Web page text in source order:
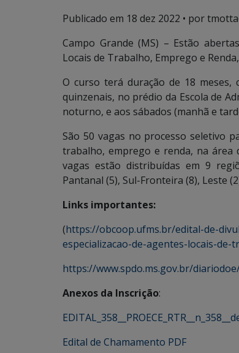
Publicado em 18 dez 2022 • por
Campo Grande (MS) – Estão
Locais de Trabalho, Emprego e
O curso terá duração de 18
quinzenais, no prédio da Escola de
noturno, e aos sábados (manhã e
São 50 vagas no processo seletivo
trabalho, emprego e renda, na área
vagas estão distribuídas em 9
Pantanal (5), Sul-Fronteira (8), Leste
Links importantes:
(https://obcoop.ufms.br/edital-de-
especializacao-de-agentes-locais-
https://www.spdo.ms.gov.br/
Anexos da Inscrição:
Edital de Chamamento PDF